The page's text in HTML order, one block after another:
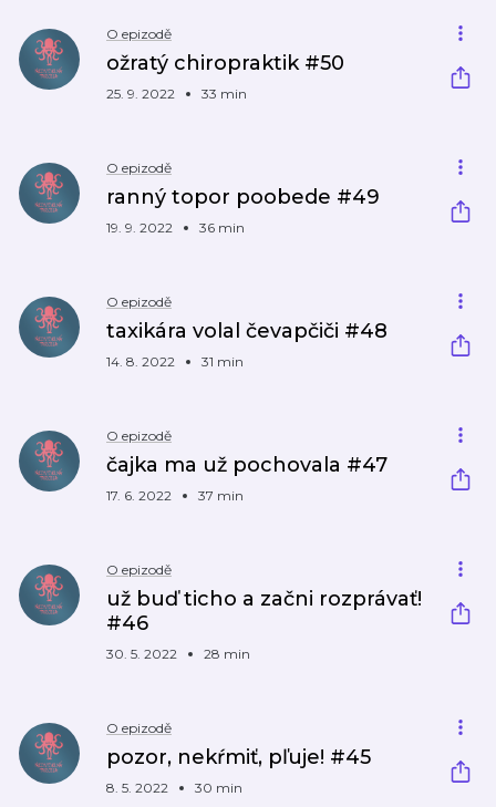
O epizodě
ožratý chiropraktik #50
25. 9. 2022 33 min
O epizodě
ranný topor poobede #49
19. 9. 2022 36 min
O epizodě
taxikára volal čevapčiči #48
14. 8. 2022 31 min
O epizodě
čajka ma už pochovala #47
17. 6. 2022 37 min
O epizodě
už buď ticho a začni rozprávať!
#46
30. 5. 2022 28 min
O epizodě
pozor, nekŕmiť, pľuje! #45
8. 5. 2022 30 min